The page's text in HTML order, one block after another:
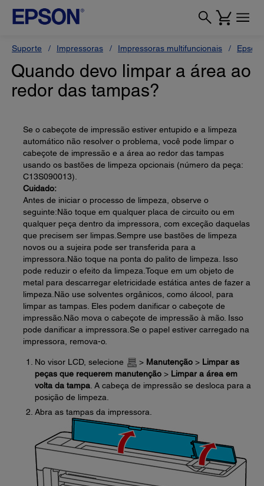
Suporte Impressoras Impressoras multifuncionais Epson
Quando devo limpar a área ao
redor das tampas?
Se o cabeçote de impressão estiver entupido e a limpeza
automático não resolver o problema, você pode limpar o
cabeçote de impressão e a área ao redor das tampas
usando os bastões de limpeza opcionais (número da peça:
C13S090013).
Cuidado:
Antes de iniciar o processo de limpeza, observe o
seguinte:Não toque em qualquer placa de circuito ou em
qualquer peça dentro da impressora, com exceção daquelas
que precisem ser limpas.Sempre use bastões de limpeza
novos ou a sujeira pode ser transferida para a
impressora.Não toque na ponta do palito de limpeza. Isso
pode reduzir o efeito da limpeza.Toque em um objeto de
metal para descarregar eletricidade estática antes de fazer a
limpeza.Não use solventes orgânicos, como álcool, para
limpar as tampas. Eles podem danificar o cabeçote de
impressão.Não mova o cabeçote de impressão à mão. Isso
pode danificar a impressora.Se o papel estiver carregado na
impressora, remova-o.
No visor LCD, selecione > Manutenção > Limpar as
peças que requerem manutenção > Limpar a área em
volta da tampa. A cabeça de impressão se desloca para a
posição de limpeza.
Abra as tampas da impressora.